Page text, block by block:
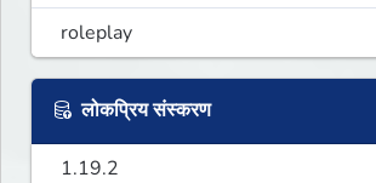
roleplay
लोकप्रिय संस्करण
1.19.2